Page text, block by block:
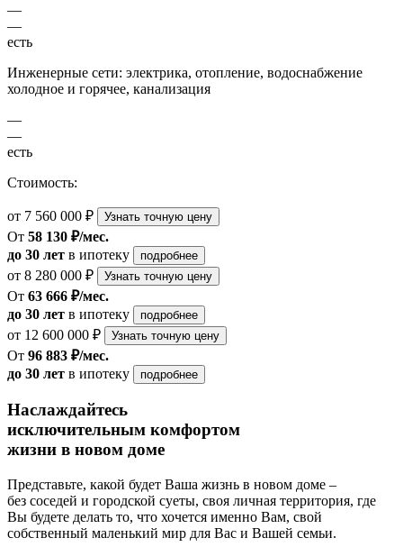
—
—
есть
Инженерные сети: электрика, отопление, водоснабжение
холодное и горячее, канализация
—
—
есть
Стоимость:
от 7 560 000 ₽ Узнать точную цену
От 58 130 ₽/мес.
до 30 лет в ипотеку подробнее
от 8 280 000 ₽ Узнать точную цену
От 63 666 ₽/мес.
до 30 лет в ипотеку подробнее
от 12 600 000 ₽ Узнать точную цену
От 96 883 ₽/мес.
до 30 лет в ипотеку подробнее
Наслаждайтесь
исключительным комфортом
жизни в новом доме
Представьте, какой будет Ваша жизнь в новом доме –
без соседей и городской суеты, своя личная территория, где
Вы будете делать то, что хочется именно Вам, свой
собственный маленький мир для Вас и Вашей семьи.